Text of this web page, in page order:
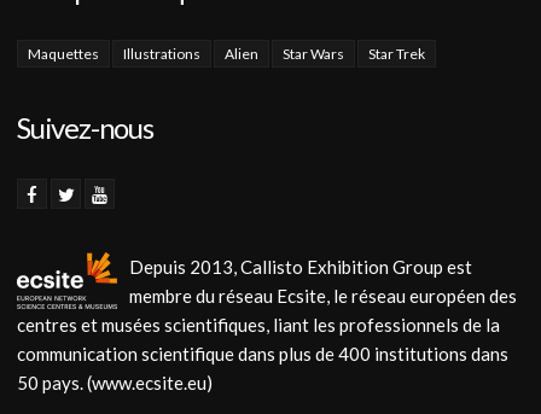
Maquettes Illustrations Alien Star Wars Star Trek
Suivez-nous
Depuis 2013, Callisto Exhibition Group est
membre du réseau Ecsite, le réseau européen des
centres et musées scientifiques, liant les professionnels de la
communication scientifique dans plus de 400 institutions dans
50 pays. (www.ecsite.eu)